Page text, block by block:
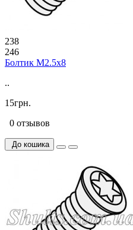
238
246
Болтик М2.5х8
..
15грн.
0 отзывов
До кошика